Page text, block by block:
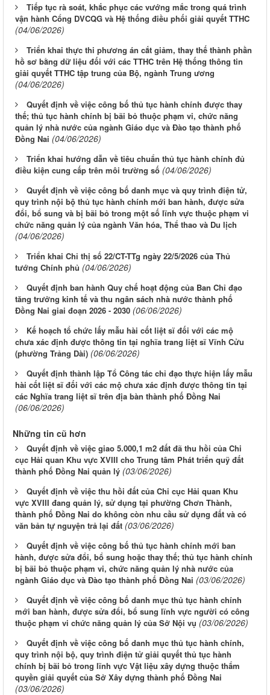
Tiếp tục rà soát, khắc phục các vướng mắc trong quá trình
vận hành Cổng DVCQG và Hệ thống điều phối giải quyết TTHC
(04/06/2026)
Triển khai thực thi phương án cắt giảm, thay thế thành phần
hồ sơ bằng dữ liệu đối với các TTHC trên Hệ thống thông tin
giải quyết TTHC tập trung của Bộ, ngành Trung ương
(04/06/2026)
Quyết định về việc công bố thủ tục hành chính được thay
thế; thủ tục hành chính bị bãi bỏ thuộc phạm vi, chức năng
quản lý nhà nước của ngành Giáo dục và Đào tạo thành phố
Đồng Nai (04/06/2026)
Triển khai hướng dẫn về tiêu chuẩn thủ tục hành chính đủ
điều kiện cung cấp trên môi trường số (04/06/2026)
Quyết định về việc công bố danh mục và quy trình điện tử,
quy trình nội bộ thủ tục hành chính mới ban hành, được sửa
đổi, bổ sung và bị bãi bỏ trong một số lĩnh vực thuộc phạm vi
chức năng quản lý của ngành Văn hóa, Thể thao và Du lịch
(04/06/2026)
Triển khai Chỉ thị số 22/CT-TTg ngày 22/5/2026 của Thủ
tướng Chính phủ (04/06/2026)
Quyết định ban hành Quy chế hoạt động của Ban Chỉ đạo
tăng trưởng kinh tế và thu ngân sách nhà nước thành phố
Đồng Nai giai đoạn 2026 - 2030 (06/06/2026)
Kế hoạch tổ chức lấy mẫu hài cốt liệt sĩ đối với các mộ
chưa xác định được thông tin tại nghĩa trang liệt sĩ Vĩnh Cửu
(phường Trảng Dài) (06/06/2026)
Quyết định thành lập Tổ Công tác chỉ đạo thực hiện lấy mẫu
hài cốt liệt sĩ đối với các mộ chưa xác định được thông tin tại
các Nghĩa trang liệt sĩ trên địa bàn thành phố Đồng Nai
(06/06/2026)
Những tin cũ hơn
Quyết định về việc giao 5.000,1 m2 đất đã thu hồi của Chi
cục Hải quan Khu vực XVIII cho Trung tâm Phát triển quỹ đất
thành phố Đồng Nai quản lý (03/06/2026)
Quyết định về việc thu hồi đất của Chi cục Hải quan Khu
vực XVIII đang quản lý, sử dụng tại phường Chơn Thành,
thành phố Đồng Nai do không còn nhu cầu sử dụng đất và có
văn bản tự nguyện trả lại đất (03/06/2026)
Quyết định về việc công bố thủ tục hành chính mới ban
hành, được sửa đổi, bổ sung hoặc thay thế; thủ tục hành chính
bị bãi bỏ thuộc phạm vi, chức năng quản lý nhà nước của
ngành Giáo dục và Đào tạo thành phố Đồng Nai (03/06/2026)
Quyết định về việc công bố danh mục thủ tục hành chính
mới ban hành, được sửa đổi, bổ sung lĩnh vực người có công
thuộc phạm vi chức năng quản lý của Sở Nội vụ (03/06/2026)
Quyết định về việc công bố danh mục thủ tục hành chính,
quy trình nội bộ, quy trình điện tử giải quyết thủ tục hành
chính bị bãi bỏ trong lĩnh vực Vật liệu xây dựng thuộc thẩm
quyền giải quyết của Sở Xây dựng thành phố Đồng Nai
(03/06/2026)